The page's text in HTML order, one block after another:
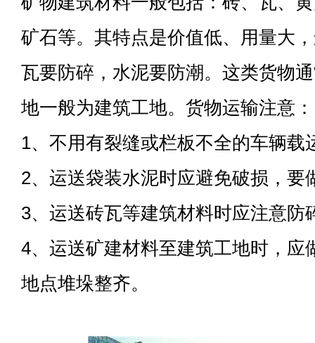
矿石等。其特点是价值低、用量大
瓦要防碎，水泥要防潮。这类货物
地一般为建筑工地。货物运输注意：
1、不用有裂缝或栏板不全的车辆载
2、运送袋装水泥时应避免破损，要
3、运送砖瓦等建筑材料时应注意防
4、运送矿建材料至建筑工地时，应
地点堆垛整齐。